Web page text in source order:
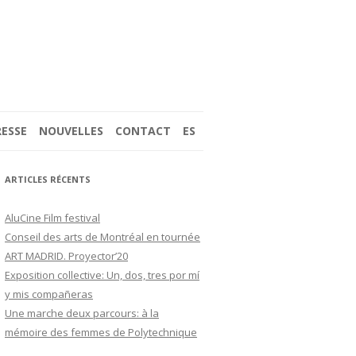
PHARES DE
NOUVELLES CONTACT ES
ARTICLES RÉCENTS
AluCine Film festival
Conseil des arts de Montréal en tournée
ART MADRID. Proyector’20
Exposition collective: Un, dos, tres por mí
y mis compañeras
Une marche deux parcours: à la
mémoire des femmes de Polytechnique